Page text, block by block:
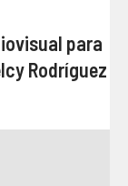
para
Rodríguez